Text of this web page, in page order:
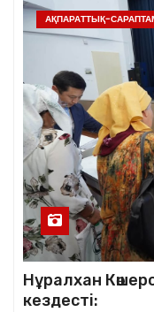
АҚПАРАТТЫҚ-
Нұралхан
кездесті: